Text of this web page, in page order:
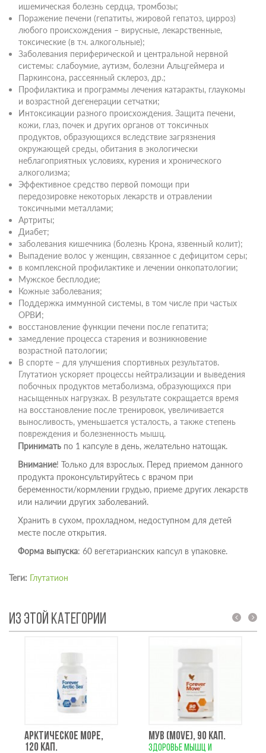
ишемическая болезнь сердца, тромбозы;
Поражение печени (гепатиты, жировой гепатоз, цирроз)
любого происхождения – вирусные, лекарственные,
токсические (в т.ч. алкогольные);
Заболевания периферической и центральной нервной
системы: слабоумие, аутизм, болезни Альцгеймера и
Паркинсона, рассеянный склероз, др.;
Профилактика и программы лечения катаракты, глаукомы
и возрастной дегенерации сетчатки;
Интоксикации разного происхождения. Защита печени,
кожи, глаз, почек и других органов от токсичных
продуктов, образующихся вследствие загрязнения
окружающей среды, обитания в экологически
неблагоприятных условиях, курения и хронического
алкоголизма;
Эффективное средство первой помощи при
передозировке некоторых лекарств и отравлении
токсичными металлами;
Артриты;
Диабет;
заболевания кишечника (болезнь Крона, язвенный колит);
Выпадение волос у женщин, связанное с дефицитом серы;
в комплексной профилактике и лечении онкопатологии;
Мужское бесплодие;
Кожные заболевания;
Поддержка иммунной системы, в том числе при частых
ОРВИ;
восстановление функции печени после гепатита;
замедление процесса старения и возникновение
возрастной патологии;
В спорте – для улучшения спортивных результатов.
Глутатион ускоряет процессы нейтрализации и выведения
побочных продуктов метаболизма, образующихся при
насыщенных нагрузках. В результате сокращается время
на восстановление после тренировок, увеличивается
выносливость, уменьшается усталость, а также степень
повреждения и болезненность мышц.
Принимать по 1 капсуле в день, желательно натощак.
Внимание! Только для взрослых. Перед приемом данного
продукта проконсультируйтесь с врачом при
беременности/кормлении грудью, приеме других лекарств
или наличии других заболеваний.
Хранить в сухом, прохладном, недоступном для детей
месте после открытия.
Форма выпуска: 60 вегетарианских капсул в упаковке.
Теги: Глутатион
ИЗ ЭТОЙ КАТЕГОРИИ
АРКТИЧЕСКОЕ МОРЕ,
120 КАП.
МУВ (MOVE), 90 КАП.
здоровье мышц и
prev next